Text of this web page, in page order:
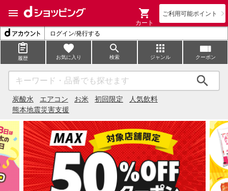
ご利用可能ポイント
カート
ログイン/発行する
履歴 お気に入り 検索 ジャンル クーポン
炭酸水 エアコン お米 初回限定
人気飲料
熊本地震災害支援